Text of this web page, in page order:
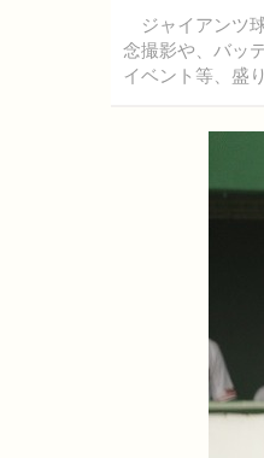
ジャイアンツ
念撮影や、バッ
イベント等、盛